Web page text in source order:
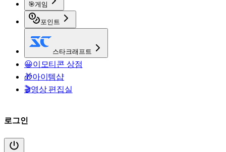
🎯게임
포인트
스타크래프트
😀이모티콘 상점
🎁아이템샵
🎬영상 편집실
로그인